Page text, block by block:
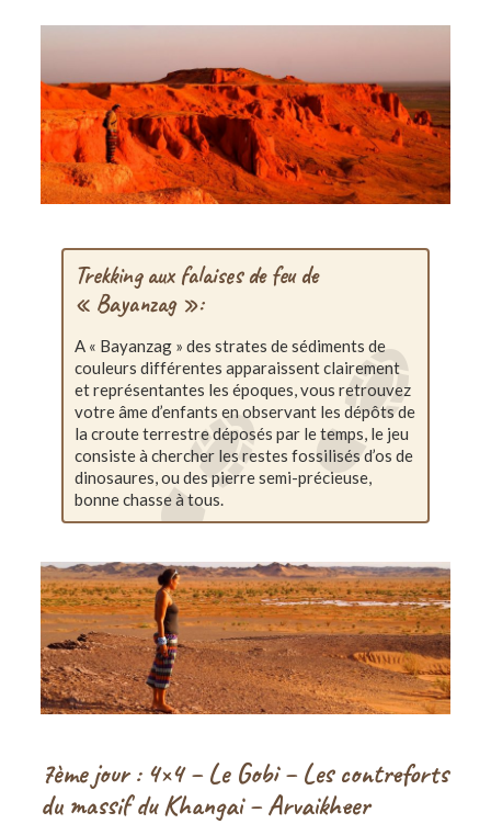
Trekking aux falaises de feu de
« Bayanzag »:
A « Bayanzag » des strates de sédiments de
couleurs différentes apparaissent clairement
et représentantes les époques, vous retrouvez
votre âme d’enfants en observant les dépôts de
la croute terrestre déposés par le temps, le jeu
consiste à chercher les restes fossilisés d’os de
dinosaures, ou des pierre semi-précieuse,
bonne chasse à tous.
7ème jour : 4×4 – Le Gobi – Les contreforts
du massif du Khangai – Arvaikheer